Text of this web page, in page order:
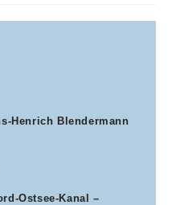
Henrich Blendermann
Ostsee-Kanal –